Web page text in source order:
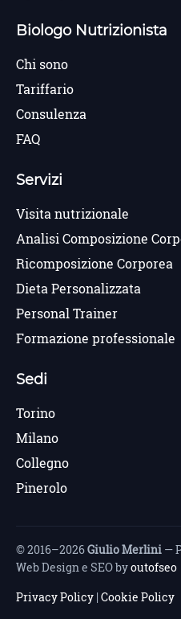
Biologo Nutrizionista
Chi sono
Tariffario
Consulenza
FAQ
Servizi
Visita nutrizionale
Analisi Composizione
Ricomposizione Corporea
Dieta Personalizzata
Personal Trainer
Formazione professionale
Sedi
Torino
Milano
Collegno
Pinerolo
© 2016–2026Giulio Merlini —
Web Design e SEO byoutofseo
Privacy Policy | Cookie Policy